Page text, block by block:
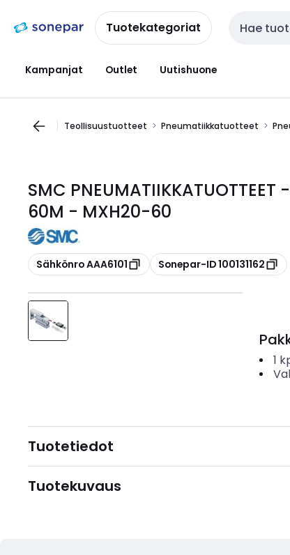
navigointiinsisältöönTuotekategoriat Haku
Kampanjat Outlet Uutishuone
Teollisuustuotteet Pneumatiikkatuotteet
SMC
60M - MXH20-60
Kopioi
Sähkönro AAA6101 Kopioi
Sonepar-ID 100131162
1
Tuotetiedot
Tuotekuvaus